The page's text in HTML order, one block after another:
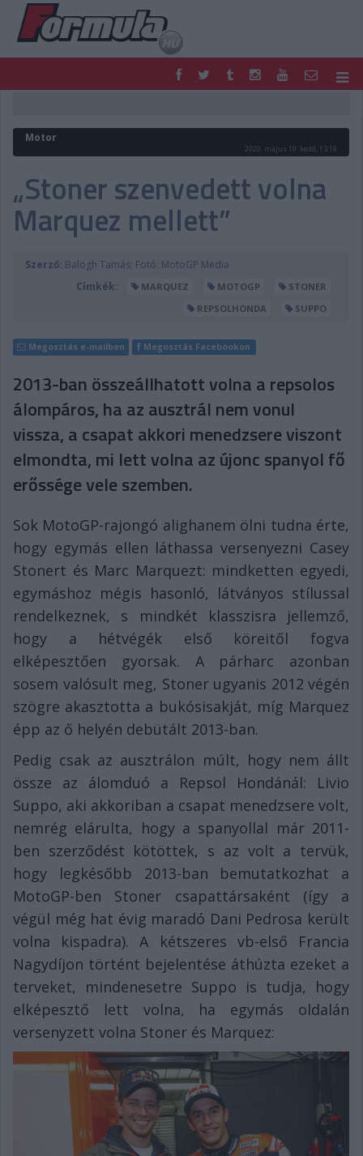
FORMULA
MOTOR
PODCAST
SHOP
LIVE
TIPPJÁTÉK
DIGITÁLIS MAGAZIN
PONTÁLLÁSOK
Motor
2020. május 19. kedd, 13:19
„Stoner szenvedett volna
Marquez mellett”
Szerző: Balogh Tamás; Fotó: MotoGP Media
Címkék:
MARQUEZ MOTOGP
STONER
REPSOLHONDA
SUPPO
Megosztás e-mailben Megosztás Facebookon
2013-ban összeállhatott volna a repsolos
álompáros, ha az ausztrál nem vonul
vissza, a csapat akkori menedzsere viszont
elmondta, mi lett volna az újonc spanyol fő
erőssége vele szemben.
Sok MotoGP-rajongó alighanem ölni tudna érte,
hogy egymás ellen láthassa versenyezni Casey
Stonert és Marc Marquezt: mindketten egyedi,
egymáshoz mégis hasonló, látványos stílussal
rendelkeznek, s mindkét klasszisra jellemző,
hogy a hétvégék első köreitől fogva
elképesztően gyorsak. A párharc azonban
sosem valósult meg, Stoner ugyanis 2012 végén
szögre akasztotta a bukósisakját, míg Marquez
épp az ő helyén debütált 2013-ban.
Pedig csak az ausztrálon múlt, hogy nem állt
össze az álomduó a Repsol Hondánál: Livio
Suppo, aki akkoriban a csapat menedzsere volt,
nemrég elárulta, hogy a spanyollal már 2011-
ben szerződést kötöttek, s az volt a tervük,
hogy legkésőbb 2013-ban bemutatkozhat a
MotoGP-ben Stoner csapattársaként (így a
végül még hat évig maradó Dani Pedrosa került
volna kispadra). A kétszeres vb-első Francia
Nagydíjon történt bejelentése áthúzta ezeket a
terveket, mindenesetre Suppo is tudja, hogy
elképesztő lett volna, ha egymás oldalán
versenyzett volna Stoner és Marquez: